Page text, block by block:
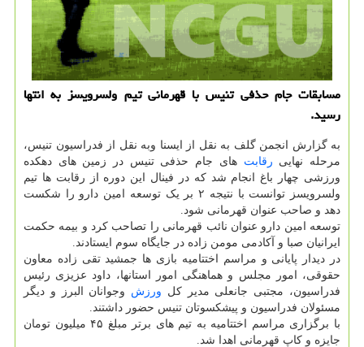
مسابقات جام حذفی تنیس با قهرمانی تیم ولسرویسز به انتها
رسید.
به گزارش انجمن گلف به نقل از ایسنا وبه نقل از فدراسیون تنیس،
مرحله نهایی رقابت های جام حذفی تنیس در زمین های دهکده
ورزشی چهار باغ انجام شد که در فینال این دوره از رقابت ها تیم
ولسرویسز توانست با نتیجه ۲ بر یک توسعه امین دارو را شکست
دهد و صاحب عنوان قهرمانی شود.
توسعه امین دارو عنوان نائب قهرمانی را تصاحب کرد و بیمه حکمت
ایرانیان صبا و آکادمی مومن زاده در جایگاه سوم ایستادند.
در دیدار پایانی و مراسم اختتامیه بازی ها جمشید تقی زاده معاون
حقوقی، امور مجلس و هماهنگی امور استانها، داود عزیزی رئیس
فدراسیون، مجتبی جانعلی مدیر کل ورزش وجوانان البرز و دیگر
مسئولان فدراسیون و پیشکسوتان تنیس حضور داشتند.
با برگزاری مراسم اختتامیه به تیم های برتر مبلغ ۴۵ میلیون تومان
جایزه و کاپ قهرمانی اهدا شد.